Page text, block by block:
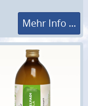
Mehr Info ...